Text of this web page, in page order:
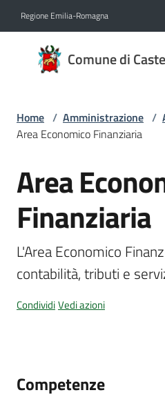
Regione Emilia-Romagna
Comune di
Comune
di
d'Argile
Amministrazione
Menu selezionato
Novità
Servizi
Vivere
Castello
d'Argile
Home / Amministrazione /
Area Economico Finanziaria
Salta al contenuto
Area
Finanziaria
L'Area Economico
contabilità, tributi e
CondividiVedi azioni
Competenze